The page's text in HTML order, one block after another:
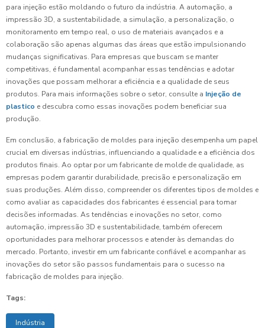
para injeção estão moldando o futuro da indústria. A automação, a
impressão 3D, a sustentabilidade, a simulação, a personalização, o
monitoramento em tempo real, o uso de materiais avançados e a
colaboração são apenas algumas das áreas que estão impulsionando
mudanças significativas. Para empresas que buscam se manter
competitivas, é fundamental acompanhar essas tendências e adotar
inovações que possam melhorar a eficiência e a qualidade de seus
produtos. Para mais informações sobre o setor, consulte a Injeção de
plastico e descubra como essas inovações podem beneficiar sua
produção.
Em conclusão, a fabricação de moldes para injeção desempenha um papel
crucial em diversas indústrias, influenciando a qualidade e a eficiência dos
produtos finais. Ao optar por um fabricante de molde de qualidade, as
empresas podem garantir durabilidade, precisão e personalização em
suas produções. Além disso, compreender os diferentes tipos de moldes e
como avaliar as capacidades dos fabricantes é essencial para tomar
decisões informadas. As tendências e inovações no setor, como
automação, impressão 3D e sustentabilidade, também oferecem
oportunidades para melhorar processos e atender às demandas do
mercado. Portanto, investir em um fabricante confiável e acompanhar as
inovações do setor são passos fundamentais para o sucesso na
fabricação de moldes para injeção.
Tags:
Indústria